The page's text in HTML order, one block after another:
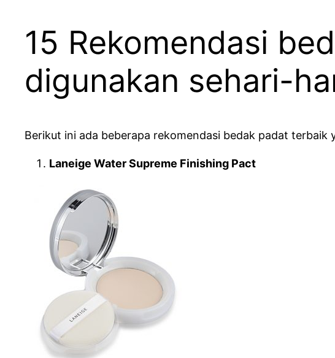
15 Rekomendasi
digunakan sehari-
Berikut ini ada beberapa rekomendasi bedak padat terbaik
Laneige Water Supreme Finishing Pact